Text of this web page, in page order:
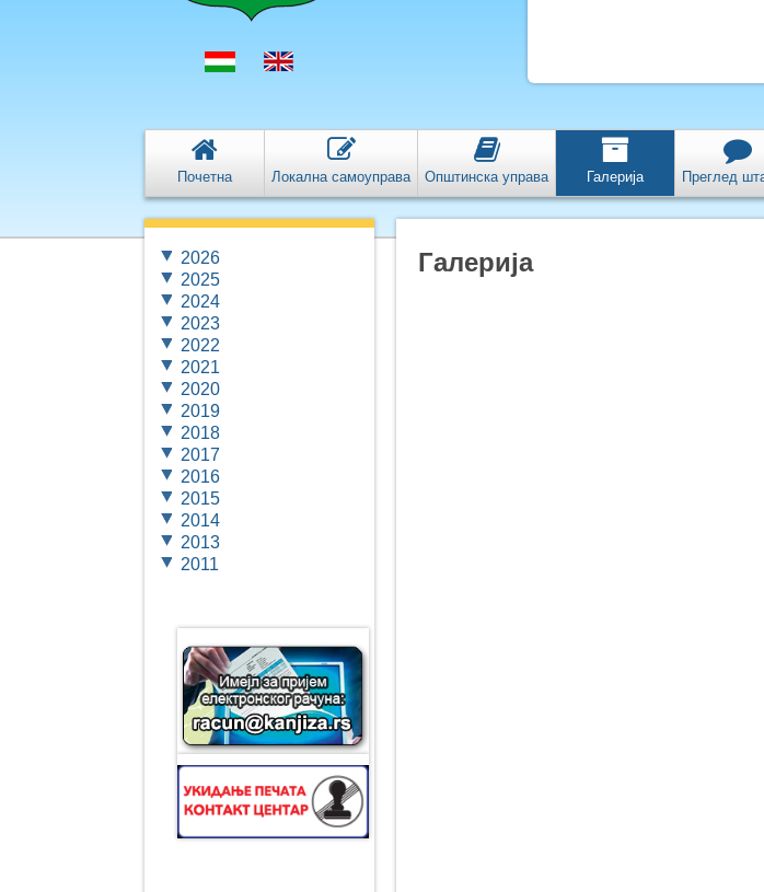
Почетна Локална самоуправа Општинска управа Галерија Преглед
2026
2025
2024
2023
2022
2021
2020
2019
2018
2017
2016
2015
2014
2013
2011
Галерија